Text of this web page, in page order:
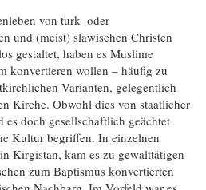
von turk- oder
und (meist) slawischen Christen
gestaltet, haben es Muslime
konvertieren wollen – häufig zu
Varianten, gelegentlich
Kirche. Obwohl dies von staatlicher
doch gesellschaftlich geächtet
Kultur begriffen. In einzelnen
Kirgistan, kam es zu gewalttätigen
zum Baptismus konvertierten